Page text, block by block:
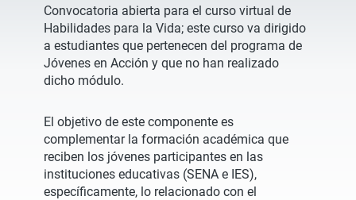
Convocatoria abierta para el curso virtual de
Habilidades para la Vida; este curso va dirigido
a estudiantes que pertenecen del programa de
Jóvenes en Acción y que no han realizado
dicho módulo.
El objetivo de este componente es
complementar la formación académica que
reciben los jóvenes participantes en las
instituciones educativas (SENA e IES),
específicamente, lo relacionado con el